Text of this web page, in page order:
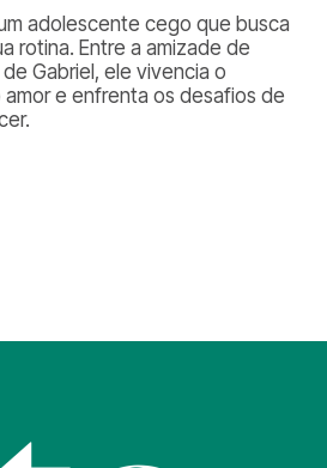
adolescente cego que busca
rotina. Entre a amizade de
Gabriel, ele vivencia o
e enfrenta os desafios de